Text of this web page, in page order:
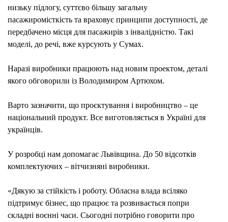
низьку підлогу, суттєво більшу загальну
пасажиромісткість та враховує принципи доступності, де
передбачено місця для пасажирів з інвалідністю. Такі
моделі, до речі, вже курсують у Сумах.
Наразі виробники працюють над новим проектом, деталі
якого обговорили із Володимиром Артюхом.
Варто зазначити, що проєктування і виробництво – це
національний продукт. Все виготовляється в Україні для
українців.
У розробці нам допомагає Львівщина. До 50 відсотків
комплектуючих – вітчизняні виробники.
«Дякую за стійкість і роботу. Обласна влада всіляко
підтримує бізнес, що працює та розвивається попри
складні воєнні часи. Сьогодні потрібно говорити про